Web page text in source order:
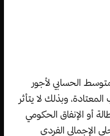
الحسابي لأجور
وبذلك لا يتأثر
أو الإنفاق الحكومي
الإجمالي الفردي